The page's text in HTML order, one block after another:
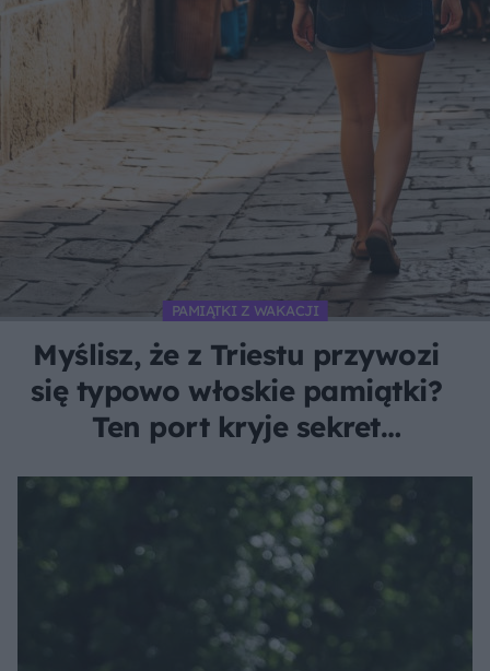
PAMIĄTKI Z WAKACJI
Myślisz, że z Triestu przywozi
się typowo włoskie pamiątki?
Ten port kryje sekret